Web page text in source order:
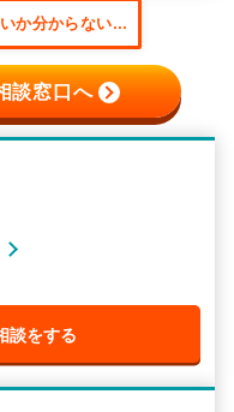
か分からない...
談窓口へ
談をする